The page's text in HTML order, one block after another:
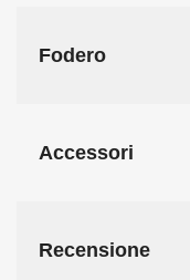
Fodero
Accessori
Recensione